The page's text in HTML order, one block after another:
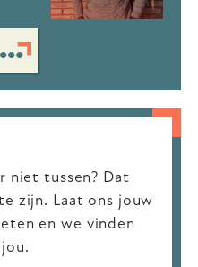
niet tussen? Dat
zijn. Laat ons jouw
en we vinden